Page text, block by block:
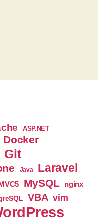
ASP.NET
Docker
Git
Java Laravel
MVC5 MySQL nginx
VBA vim